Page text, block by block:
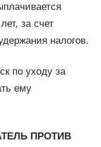
за счет
налогов.
по уходу за
ему
ПРОТИВ